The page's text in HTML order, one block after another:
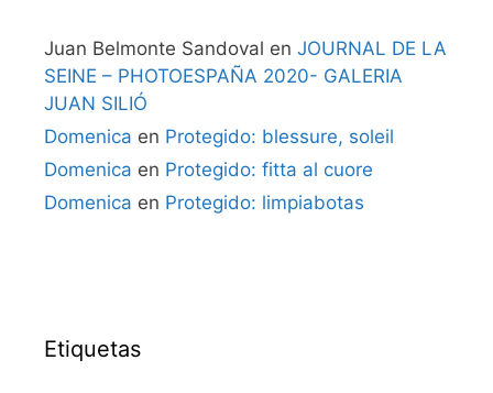
Juan Belmonte Sandoval en JOURNAL DE LA
SEINE – PHOTOESPAÑA 2020- GALERIA
JUAN SILIÓ
Domenica en Protegido: blessure, soleil
Domenica en Protegido: fitta al cuore
Domenica en Protegido: limpiabotas
Etiquetas